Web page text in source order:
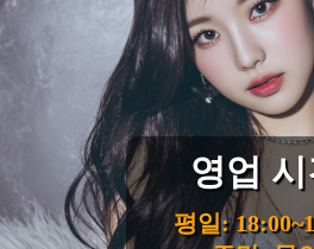
영업
평일: